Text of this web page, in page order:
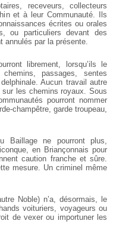
receveurs, collecteurs
et à leur Communauté. Ils
écrites ou orales
ou particuliers devant des
annulés par la présente.
librement, lorsqu’ils le
passages, sentes
Aucun travail autre
sur les chemins royaux. Sous
pourront nommer
champêtre, garde troupeau,
Baillage ne pourront plus,
en Briançonnais pour
caution franche et sûre.
mesure. Un criminel même
Noble) n’a, désormais, le
voituriers, voyageurs ou
de vexer ou importuner les